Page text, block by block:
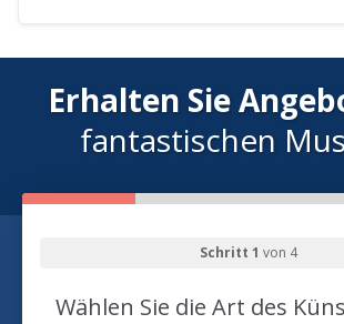
Erhalten Sie
fantastischen
Schritt 1 von 4
Wählen Sie die Art des